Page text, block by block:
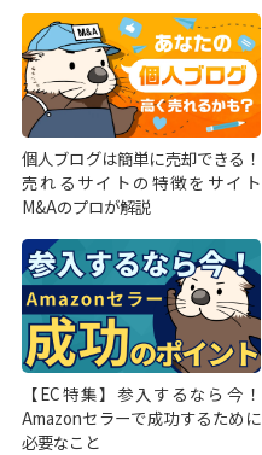
個人ブログは簡単に売却できる！
売れるサイトの特徴をサイト
M&Aのプロが解説
【EC特集】参入するなら今！
Amazonセラーで成功するために
必要なこと